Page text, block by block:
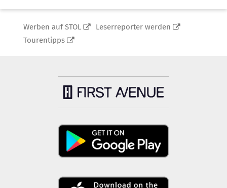
Werben auf STOL
Leserreporter werden
Tourentipps